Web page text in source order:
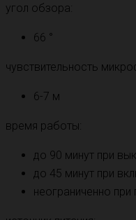
угол обзора:
66 °
чувствительность
6-7 м
время работы:
до 90 минут при
до 45 минут при
неограниченно при